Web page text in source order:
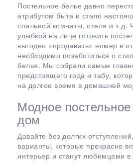
Постельное белье давно
атрибутом быта и стало
спальной комнаты, отеля и т.д.
улыбкой на лице готовить
выгодно «продавать» номер в
необходимо позаботиться о
белья. Мы собрали самые
предстоящего года и табу,
на долгое время в домашней
Модное
дом
Давайте без долгих
варианты, которые прекрасно
интерьер и станут любимцами